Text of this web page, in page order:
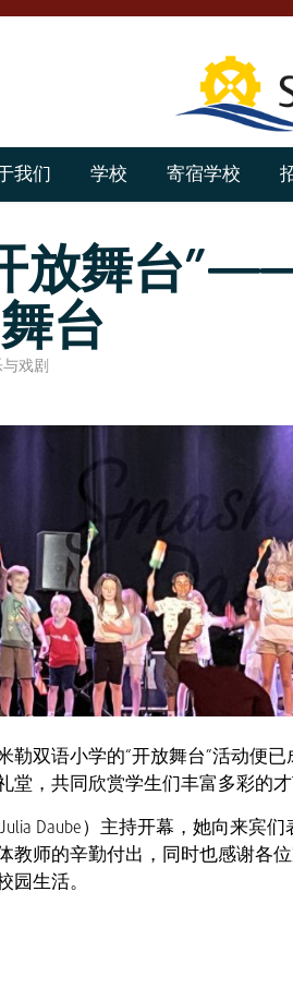
我们 学校 寄宿学校
放舞台
台
戏剧
勒双语小学的“开放舞台”活动便
堂，共同欣赏学生们丰富多彩的才
Daube）主持开幕，她向来宾
教师的辛勤付出，同时也感谢各
园生活。